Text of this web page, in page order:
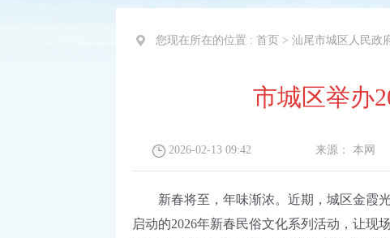
您现在所在的位置 : 首页 > 汕尾市城区人民政
市城区举办
2026-02-13 09:42 来源： 本网
新春将至，年味渐浓。近期，城区金霞光
启动的2026年新春民俗文化系列活动，让现